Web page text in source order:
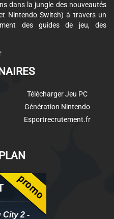
dans la jungle des nouveautés
Nintendo Switch) à travers un
des guides de jeu, des
Télécharger Jeu PC
Génération Nintendo
Esportrecrutement.fr